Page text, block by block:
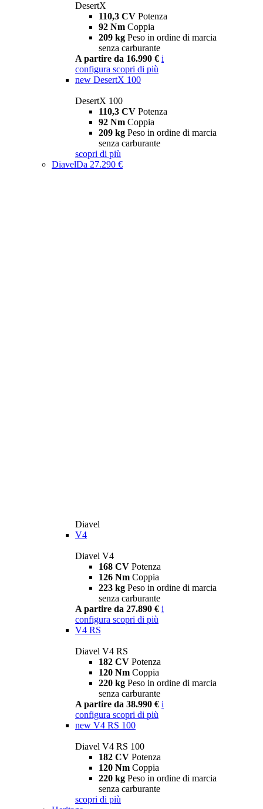
DesertX
110,3 CV Potenza
92 Nm Coppia
209 kg Peso in ordine di marcia
senza carburante
A partire da 16.990 € i
configura scopri di più
new DesertX 100
DesertX 100
110,3 CV Potenza
92 Nm Coppia
209 kg Peso in ordine di marcia
senza carburante
scopri di più
DiavelDa 27.290 €
Diavel
V4
Diavel V4
168 CV Potenza
126 Nm Coppia
223 kg Peso in ordine di marcia
senza carburante
A partire da 27.890 € i
configura scopri di più
V4 RS
Diavel V4 RS
182 CV Potenza
120 Nm Coppia
220 kg Peso in ordine di marcia
senza carburante
A partire da 38.990 € i
configura scopri di più
new V4 RS 100
Diavel V4 RS 100
182 CV Potenza
120 Nm Coppia
220 kg Peso in ordine di marcia
senza carburante
scopri di più